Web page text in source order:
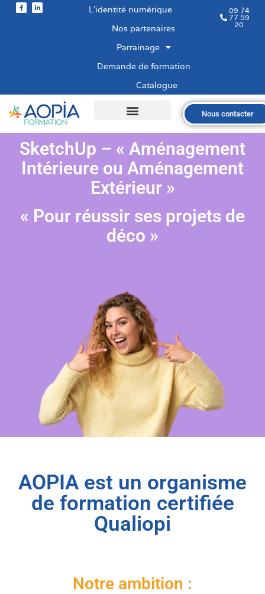
L’identité numérique
Nos partenaires
Parrainage
Demande de formation
Catalogue
09 74
77 59
20
Nous contacter
SketchUp – « Aménagement
Intérieure ou Aménagement
Extérieur »
« Pour réussir ses projets de
déco »
AOPIA est un organisme
de formation certifiée
Qualiopi
Notre ambition :